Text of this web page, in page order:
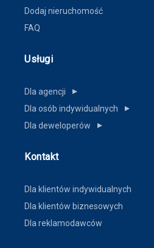
Dodaj nieruchomość
FAQ
Usługi
Dla agencji ▼
Dla osób indywidualnych ▼
Dla deweloperów ▼
Kontakt
Dla klientów indywidualnych
Dla klientów biznesowych
Dla reklamodawców